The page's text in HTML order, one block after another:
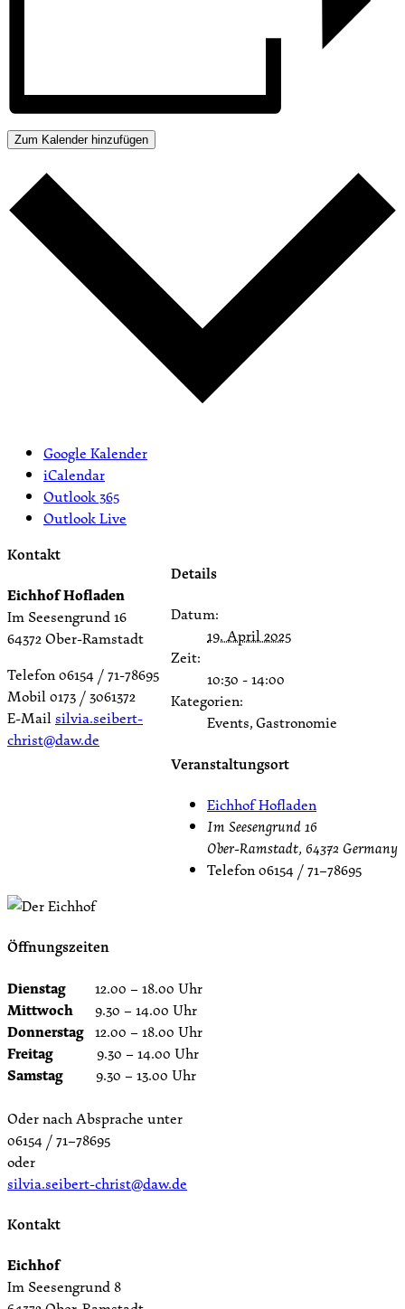
Zum Kalender hinzufügen
Google Kalender
iCalendar
Outlook 365
Outlook Live
Details
Datum:
19. April 2025
Zeit:
10:30 - 14:00
Kategorien:
Events, Gastronomie
Veranstaltungsort
Eichhof Hofladen
Im Seesengrund 16
Ober-Ramstadt, 64372 Germany
Telefon06154 / 71–78695
Kontakt
Eichhof Hofladen
Im Seesengrund 16
64372 Ober-Ramstadt
Telefon 06154 / 71-78695
Mobil 0173 / 3061372
E-Mailsilvia.seibert-
christ@daw.de
Öffnungszeiten
Dienstag 12.00 – 18.00 Uhr
Mittwoch 9.30 – 14.00 Uhr
Donnerstag 12.00 – 18.00 Uhr
Freitag 9.30 – 14.00 Uhr
Samstag 9.30 – 13.00 Uhr
Oder nach Absprache unter
06154 / 71–78695
oder
silvia.seibert-christ@daw.de
Kontakt
Eichhof
Im Seesengrund 8